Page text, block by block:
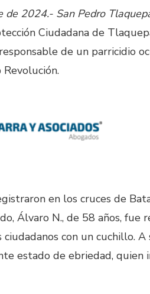
de 2024.- San Pedro
Ciudadana de
de un parricidio
Revolución.
en los cruces de
Álvaro N., de 58 años, fue
ciudadanos con un cuchillo.
estado de ebriedad, quien